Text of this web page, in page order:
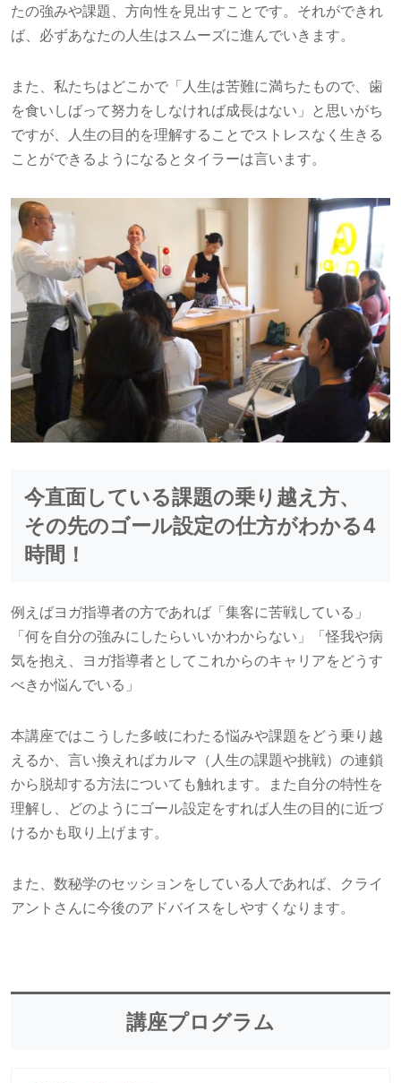
たの強みや課題、方向性を見出すことです。それができれ
ば、必ずあなたの人生はスムーズに進んでいきます。
また、私たちはどこかで「人生は苦難に満ちたもので、歯
を食いしばって努力をしなければ成長はない」と思いがち
ですが、人生の目的を理解することでストレスなく生きる
ことができるようになるとタイラーは言います。
今直面している課題の乗り越え方、
その先のゴール設定の仕方がわかる4
時間！
例えばヨガ指導者の方であれば「集客に苦戦している」
「何を自分の強みにしたらいいかわからない」「怪我や病
気を抱え、ヨガ指導者としてこれからのキャリアをどうす
べきか悩んでいる」
本講座ではこうした多岐にわたる悩みや課題をどう乗り越
えるか、言い換えればカルマ（人生の課題や挑戦）の連鎖
から脱却する方法についても触れます。また自分の特性を
理解し、どのようにゴール設定をすれば人生の目的に近づ
けるかも取り上げます。
また、数秘学のセッションをしている人であれば、クライ
アントさんに今後のアドバイスをしやすくなります。
講座プログラム